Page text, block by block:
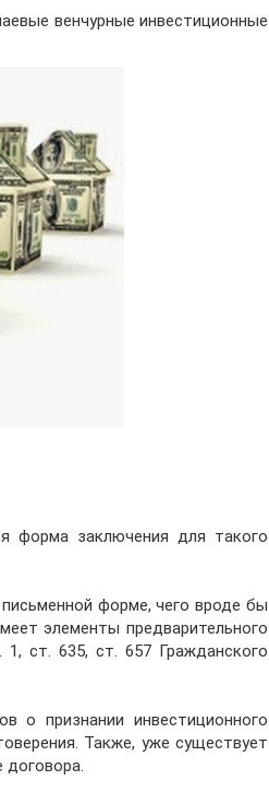
венчурные инвестиционные
форма заключения для такого
форме, чего вроде бы
элементы предварительного
1, ст. 635, ст. 657 Гражданского
о признании инвестиционного
Также, уже существует
договора.